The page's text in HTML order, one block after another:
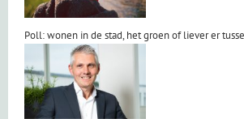
Poll: wonen in de stad, het groen of liever er